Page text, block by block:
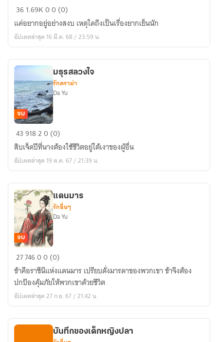
ชีวิต
สอง
ของ
มาร
361.69K00 (0)
แค่อยากอยู่อย่างสงบ เหตุใดถึงเป็นเรื่องยากเย็นนัก
อัปเดตล่าสุด 16 มี.ค. 68 / 23:59 น.
มธุรส
ลวง
ใจ
จบ
มธุรสลวงใจ
รักดราม่า
Da Yu
4391820 (0)
สิบเจ็ดปีที่นางต้องใช้ชีวิตอยู่ใต้เงาของผู้อื่น
อัปเดตล่าสุด 19 ต.ค. 67 / 21:39 น.
แดน
มาร
จบ
แดนมาร
รักอื่นๆ
Da Yu
2774600 (0)
ข้าคือราชีนีแห่งแดนมาร เปรียบดั่งมารดาของพวกเขา ข้าจึงต้อง
ปกป้องคุ้มภัยให้พวกเขาด้วยชีวิต
อัปเดตล่าสุด 27 ก.ย. 67 / 21:42 น.
บันทึกของเด็กหญิงปลา